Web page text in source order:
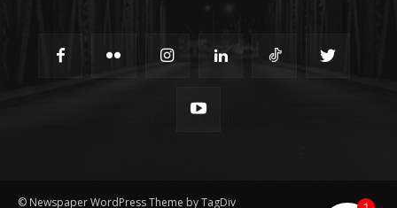
© Newspaper WordPress Theme by TagDiv